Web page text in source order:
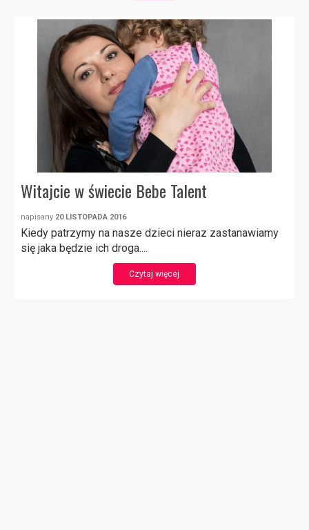
Witajcie w świecie Bebe Talent
napisany 20 LISTOPADA 2016
Kiedy patrzymy na nasze dzieci nieraz zastanawiamy
się jaka będzie ich droga....
Czytaj więcej